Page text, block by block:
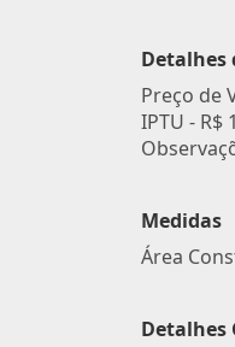
Detalhes
Preço de
IPTU - R$
Medidas
Área
Detalhes